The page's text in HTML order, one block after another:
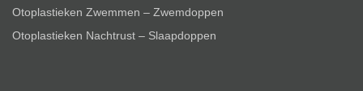
Otoplastieken Zwemmen – Zwemdoppen
Otoplastieken Nachtrust – Slaapdoppen